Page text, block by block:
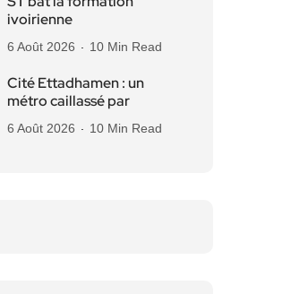
ivoirienne
6 Août 2026 10 Min Read
Cité Ettadhamen : un
métro caillassé par
6 Août 2026 10 Min Read